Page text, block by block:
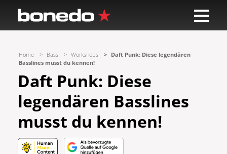
Home Bass Workshops
Daft Punk: Diese legendären
Basslines musst du kennen!
Daft Punk: Diese
legendären Basslines
musst du kennen!